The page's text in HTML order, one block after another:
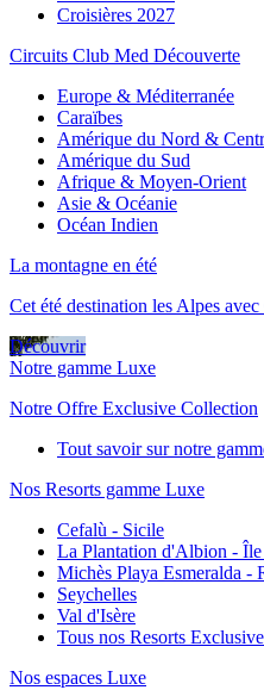
Croisières 2027
Circuits Club Med Découverte
Europe & Méditerranée
Caraïbes
Amérique du Nord &
Amérique du Sud
Afrique & Moyen-Orient
Asie & Océanie
Océan Indien
La montagne en été
Cet été destination les Alpes
Découvrir
Notre gamme Luxe
Notre Offre Exclusive Collection
Tout savoir sur notre
Nos Resorts gamme Luxe
Cefalù - Sicile
La Plantation d'Albion -
Michès Playa Esmeralda -
Seychelles
Val d'Isère
Tous nos Resorts
Nos espaces Luxe